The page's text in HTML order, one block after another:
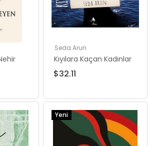
Seda Arun
Kıyılara Kaçan Kadınlar
$32.11
Yeni
Ürün